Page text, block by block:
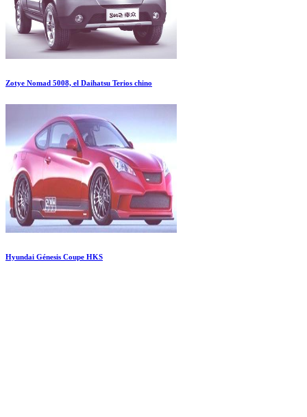
Zotye Nomad 5008, el Daihatsu Terios chino
Hyundai Génesis Coupe HKS